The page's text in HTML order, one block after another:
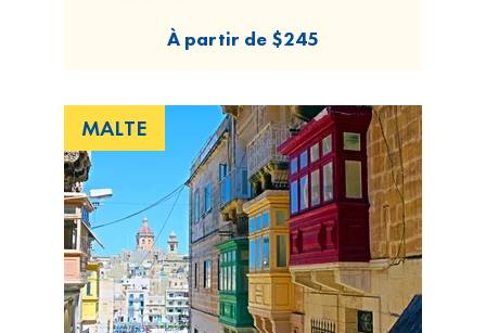
À partir de $245
MALTE